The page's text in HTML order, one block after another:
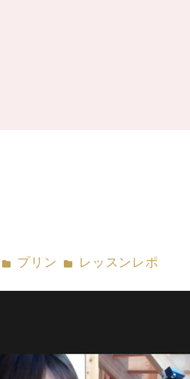
カテゴリー
プリン カテゴリー
レッスンレポ